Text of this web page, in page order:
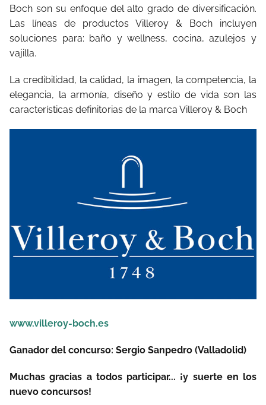
Boch son su enfoque del alto grado de diversificación.
Las líneas de productos Villeroy & Boch incluyen
soluciones para: baño y wellness, cocina, azulejos y
vajilla.
La credibilidad, la calidad, la imagen, la competencia, la
elegancia, la armonía, diseño y estilo de vida son las
características definitorias de la marca Villeroy & Boch
www.villeroy-boch.es
Ganador del concurso: Sergio Sanpedro (Valladolid)
Muchas gracias a todos participar... ¡y suerte en los
nuevo concursos!